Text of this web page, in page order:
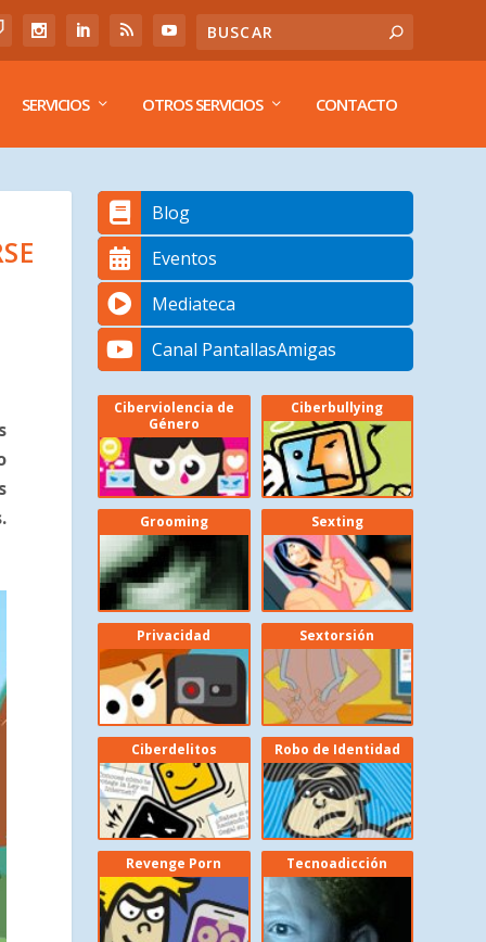
SERVICIOS OTROS SERVICIOS CONTACTO
Blog
Eventos
Mediateca
Canal PantallasAmigas
Ciberviolencia de
Género
Ciberbullying
Grooming Sexting
Privacidad Sextorsión
Ciberdelitos Robo de Identidad
Revenge Porn Tecnoadicción